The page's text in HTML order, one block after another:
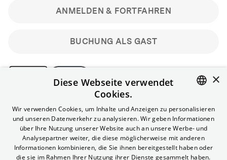
BUCHUNG ALS GAST
ANMELDEN & FORTFAHREN
Bitte beachte: Gastbuchungen sind nicht stornierbar.
Registriere dich kostenlos für bis zu 90 min vor Filmbeginn
stornierbare Tickets für reguläre Vorstellungen.
Unlimited-Mitglied? Melde dich an, um deine Benefits
nutzen zu können.
ENGLISH
×
Diese Webseite verwendet
Cookies.
Wir verwenden Cookies, um Inhalte und Anzeigen zu personalisieren
und unseren Datenverkehr zu analysieren. Wir geben Informationen
über Ihre Nutzung unserer Website auch an unsere Werbe- und
Analysepartner weiter, die diese möglicherweise mit anderen
Informationen kombinieren, die Sie ihnen bereitgestellt haben oder
die sie im Rahmen Ihrer Nutzung ihrer Dienste gesammelt haben.